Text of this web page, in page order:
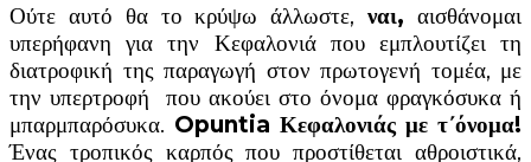
Ούτε αυτό θα το κρύψω άλλωστε,ναι, αισθάνομαι
υπερήφανη για την Κεφαλονιά που εμπλουτίζει τη
διατροφική της παραγωγή στον πρωτογενή τομέα, με
την υπερτροφή που ακούει στο όνομα φραγκόσυκα ή
μπαρμπαρόσυκα. Opuntia Κεφαλονιάς με τ΄όνομα!
Ένας τροπικός καρπός που προστίθεται αθροιστικά,